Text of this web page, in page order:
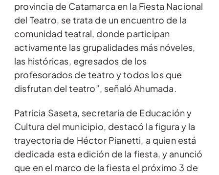
provincia de Catamarca en la Fiesta Nacional
del Teatro, se trata de un encuentro de la
comunidad teatral, donde participan
activamente las grupalidades más nóveles,
las históricas, egresados de los
profesorados de teatro y todos los que
disfrutan del teatro”, señaló Ahumada.
Patricia Saseta, secretaria de Educación y
Cultura del municipio, destacó la figura y la
trayectoria de Héctor Pianetti, a quien está
dedicada esta edición de la fiesta, y anunció
que en el marco de la fiesta el próximo 3 de